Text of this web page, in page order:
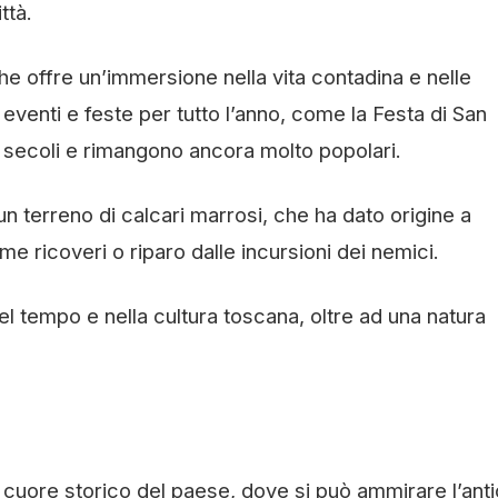
offre un’immersione nella vita contadina e nelle
e feste per tutto l’anno, come la Festa di San
e rimangono ancora molto popolari.
terreno di calcari marrosi, che ha dato origine a
ricoveri o riparo dalle incursioni dei nemici.
tempo e nella cultura toscana, oltre ad una natura
storico del paese, dove si può ammirare